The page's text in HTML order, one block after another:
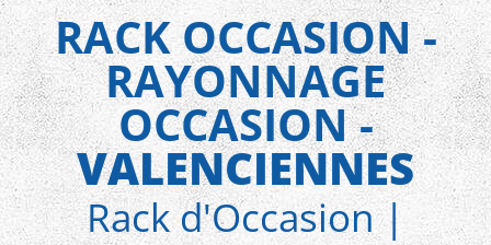
RACK OCCASION -
RAYONNAGE
OCCASION -
VALENCIENNES
Rack d'Occasion |